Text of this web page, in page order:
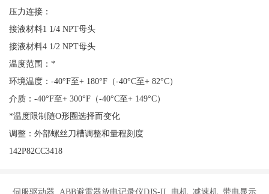
压力连接：
接液材料1 1/4 NPT母头
接液材料4 1/2 NPT母头
温度范围：*
环境温度：-40°F至+ 180°F（-40°C至+ 82°C）
介质：-40°F至+ 300°F（-40°C至+ 149°C）
*温度限制随O形圈选择而变化
调整：外部螺丝刀槽调整和量程刻度
142P82CC3418
伺服驱动器 ABB避雷器放电记录仪DJS-II 电机 减速机 带电显示